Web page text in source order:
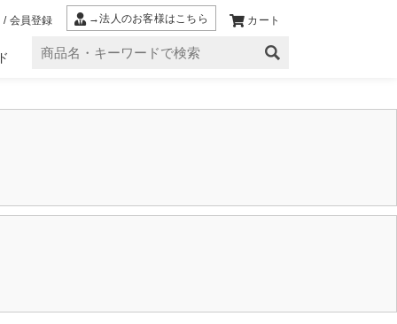
/ 会員登録 →法人のお客様はこちら カート